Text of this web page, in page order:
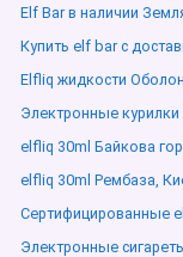
Elf Bar в наличии
Купить elf bar с
Elfliq жидкости
Электронные
elfliq 30ml Байкова
elfliq 30ml Рембаза,
Сертифицированные
Электронные